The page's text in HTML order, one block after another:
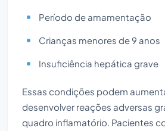
Período de amamentação
Crianças menores de 9 anos
Insuficiência hepática grave
Essas condições podem
desenvolver reações adversas
quadro inflamatório. Pacientes